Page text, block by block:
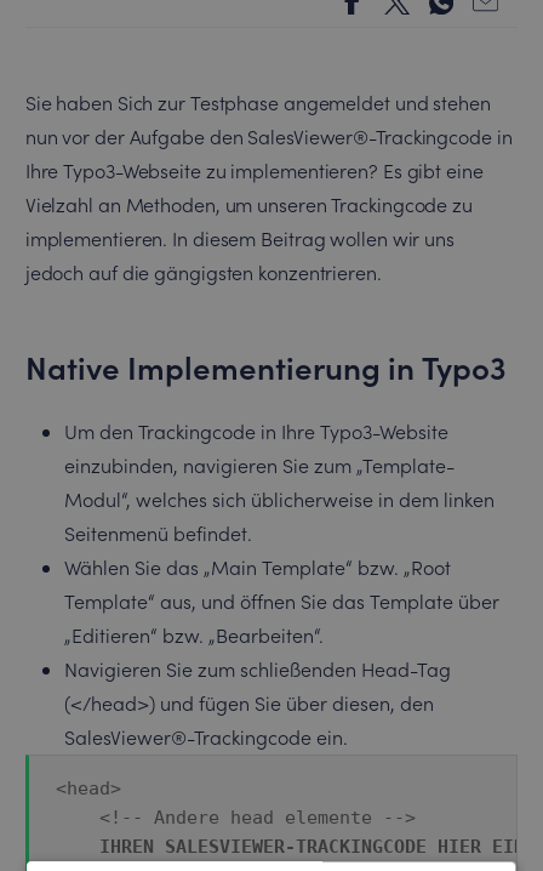
Sie haben Sich zur Testphase angemeldet und stehen
nun vor der Aufgabe den SalesViewer®-Trackingcode in
Ihre Typo3-Webseite zu implementieren? Es gibt eine
Vielzahl an Methoden, um unseren Trackingcode zu
implementieren. In diesem Beitrag wollen wir uns
jedoch auf die gängigsten konzentrieren.
Native Implementierung in Typo3
Um den Trackingcode in Ihre Typo3-Website
einzubinden, navigieren Sie zum „Template-
Modul“, welches sich üblicherweise in dem linken
Seitenmenü befindet.
Wählen Sie das „Main Template“ bzw. „Root
Template“ aus, und öffnen Sie das Template über
„Editieren“ bzw. „Bearbeiten“.
Navigieren Sie zum schließenden Head-Tag
(</head>) und fügen Sie über diesen, den
SalesViewer®-Trackingcode ein.
<head>
    <!-- Andere head elemente -->
IHREN SALESVIEWER-TRACKINGCODE HIER